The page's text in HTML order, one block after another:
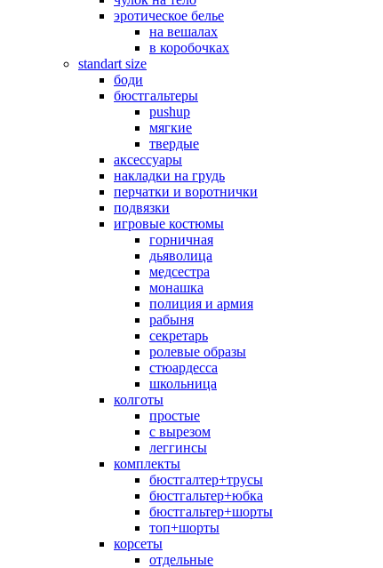
эротическое белье
на вешалах
в коробочках
standart size
боди
бюстгальтеры
pushup
мягкие
твердые
аксессуары
накладки на грудь
перчатки и воротнички
подвязки
игровые костюмы
горничная
дьяволица
медсестра
монашка
полиция и армия
рабыня
секретарь
ролевые образы
стюардесса
школьница
колготы
простые
с вырезом
леггинсы
комплекты
бюстгалтер+трусы
бюстгальтер+юбка
бюстгальтер+шорты
топ+шорты
корсеты
отдельные